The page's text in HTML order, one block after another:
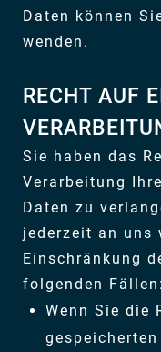
Daten können
wenden.
RECHT AUF
Sie haben das
Verarbeitung
Daten zu
jederzeit an uns
Einschränkung
folgenden Fällen:
Wenn Sie die